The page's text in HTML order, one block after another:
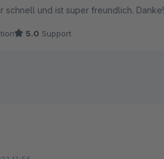
und ist super freundlich. Danke!
5.0 Support